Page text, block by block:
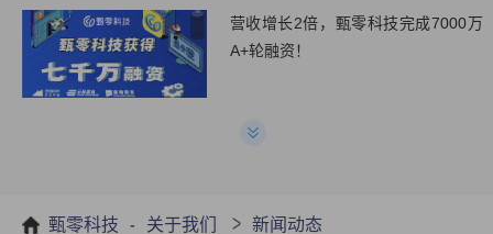
营收增长2倍，甄零科技完成7000万
A+轮融资！
甄零科技 - 关于我们 > 新闻动态